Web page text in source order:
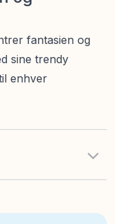
fantasien og
sine trendy
enhver